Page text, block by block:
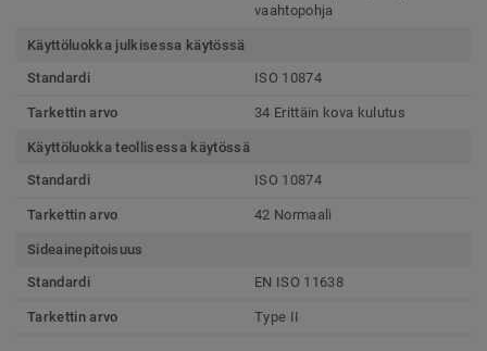
vaahtopohja
Käyttöluokka julkisessa käytössä
Standardi
ISO 10874
Tarkettin arvo 34 Erittäin kova kulutus
Käyttöluokka teollisessa käytössä
Standardi
ISO 10874
Tarkettin arvo 42 Normaali
Sideainepitoisuus
Standardi
EN ISO 11638
Tarkettin arvo Type II